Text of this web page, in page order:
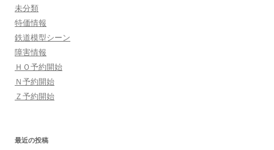
未分類
特価情報
鉄道模型シーン
障害情報
ＨＯ予約開始
Ｎ予約開始
Ｚ予約開始
最近の投稿